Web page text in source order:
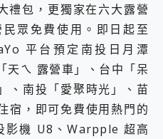
禮包，更獨家在六大露營
眾免費使用。即日起至
平台預定南投日月潭
天ㄟ 露營車」、台中「呆
、南投「愛聚時光」、苗
宿，即可免費使用熱門的
影機 U8、Warpple 超高